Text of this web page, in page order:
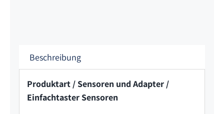
Beschreibung
Produktart / Sensoren und Adapter /
Einfachtaster Sensoren